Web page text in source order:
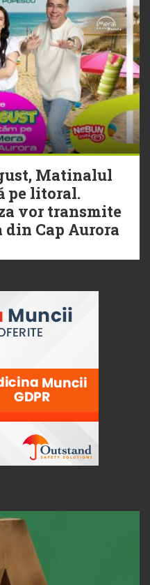
Matinalul
pe litoral.
vor transmite
din Cap Aurora